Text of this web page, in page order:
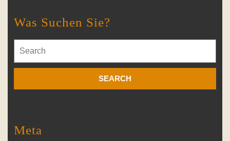
Was Suchen Sie?
for:
Meta